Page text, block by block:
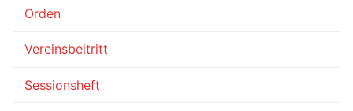
Orden
Vereinsbeitritt
Sessionsheft